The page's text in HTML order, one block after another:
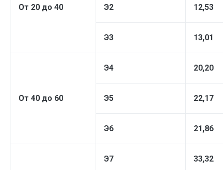
От 20 до 40 Э2 12,53
Э3 13,01
От 40 до 60
Э4 20,20
Э5 22,17
Э6 21,86
Э7 33,32